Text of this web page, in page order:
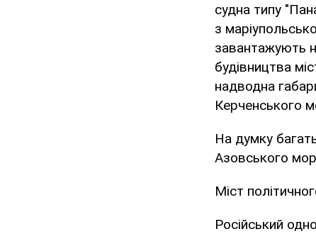
судна типу
з
завантажують
будівництва
надводна
Керченського
На думку
Азовського
Міст
Російський